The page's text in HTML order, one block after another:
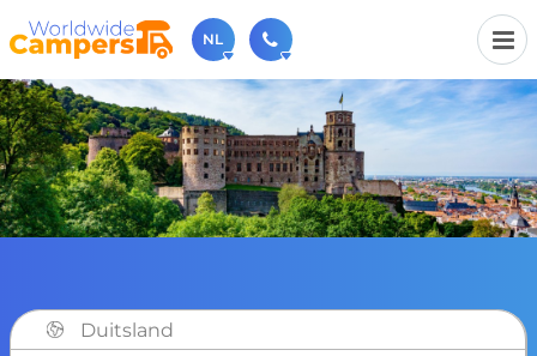
NL
030-6974964
Bel ons gerust (beschikbaar ma t/m vr van 9u tot 17u).
sales@worldwidecampers.com
Je kunt ons natuurlijk ook altijd een mailtje sturen.
Duitsland